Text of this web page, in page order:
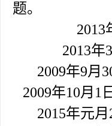
题。
2013
2013年
2009年9月
2009年10月1
2015年元